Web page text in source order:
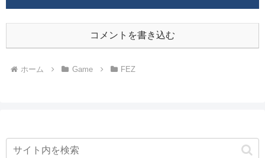
コメントを書き込む
ホーム Game FEZ